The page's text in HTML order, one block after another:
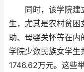
同时，该学院建立
生，尤其是农村贫
助、母婴关怀等在
学院少数民族女学
1746.62万元。这些